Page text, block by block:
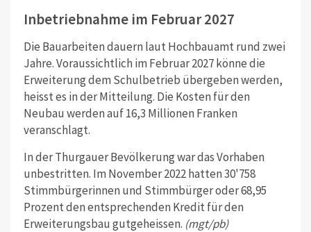
Inbetriebnahme im Februar 2027
Die Bauarbeiten dauern laut Hochbauamt rund zwei
Jahre. Voraussichtlich im Februar 2027 könne die
Erweiterung dem Schulbetrieb übergeben werden,
heisst es in der Mitteilung. Die Kosten für den
Neubau werden auf 16,3 Millionen Franken
veranschlagt.
In der Thurgauer Bevölkerung war das Vorhaben
unbestritten. Im November 2022 hatten 30'758
Stimmbürgerinnen und Stimmbürger oder 68,95
Prozent den entsprechenden Kredit für den
Erweiterungsbau gutgeheissen. (mgt/pb)